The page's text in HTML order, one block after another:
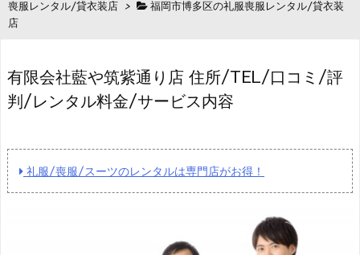
喪服レンタル/貸衣装店 >
福岡市博多区の礼服喪服レンタル/貸衣装
店
有限会社藍や筑紫通り店 住所/TEL/口コミ/評
判/レンタル料金/サービス内容
礼服/喪服/スーツのレンタルは専門店がお得！